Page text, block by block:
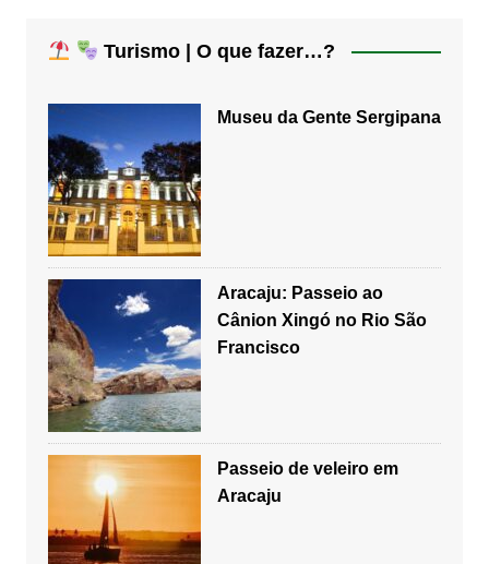
Turismo | O que fazer…?
Museu da Gente Sergipana
Aracaju: Passeio ao
Cânion Xingó no Rio São
Francisco
Passeio de veleiro em
Aracaju